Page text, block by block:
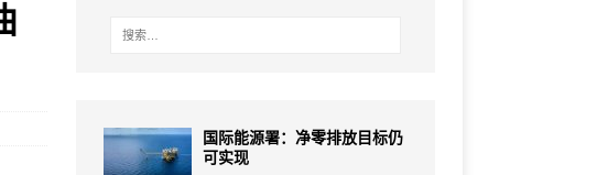
国际能源署：净零排放目标仍
可实现